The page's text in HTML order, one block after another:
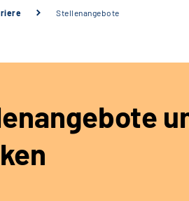
Stellenangebote